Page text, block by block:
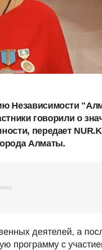
Независимости
говорили о
передает
Алматы.
деятелей, а
программу с